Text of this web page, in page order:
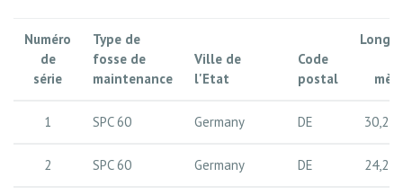
Numéro
de
série
Type de
fosse de
maintenance
Ville de
l'Etat
Code
postal
1 SPC 60 Germany DE
2 SPC 60 Germany DE